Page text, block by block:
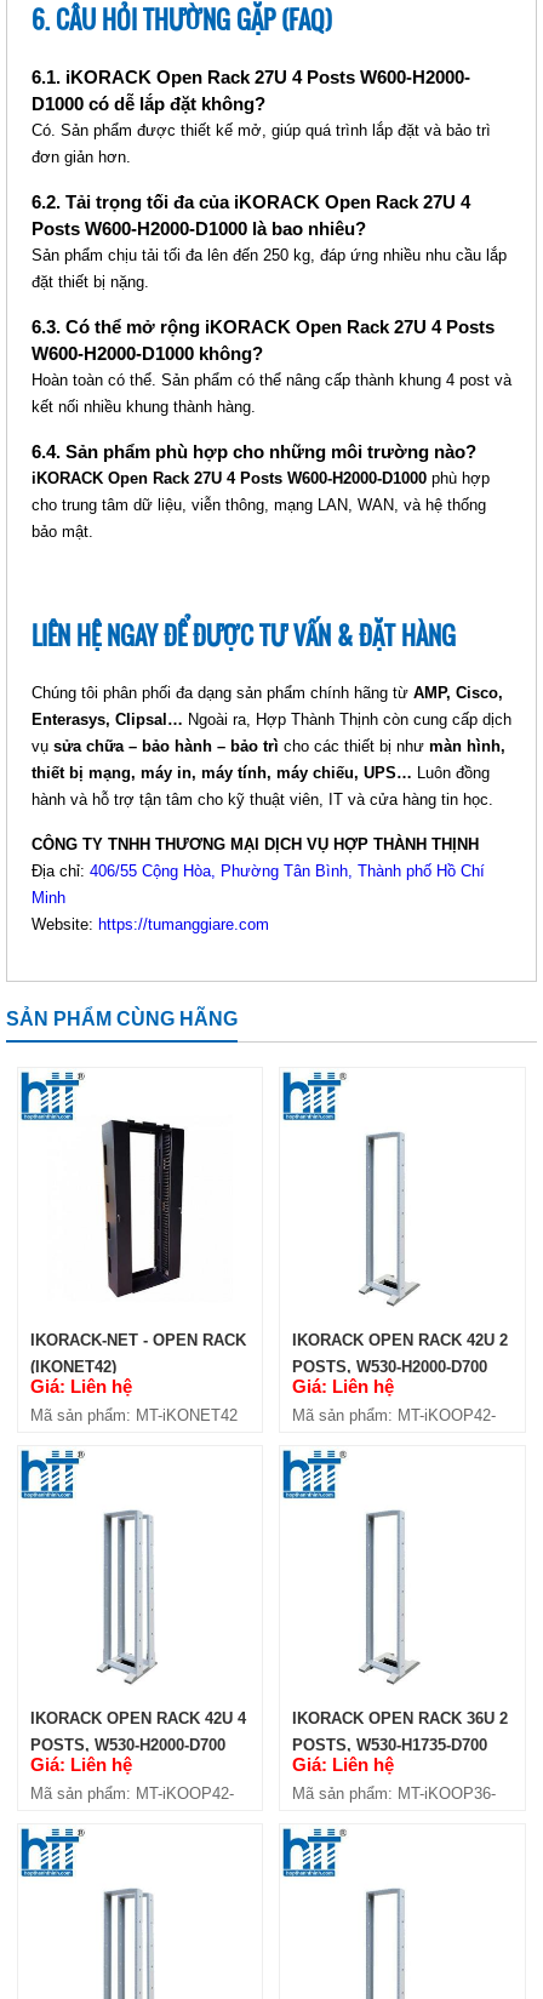
IKORACK OPEN RACK 42U 4
POSTS W600-H2000-D1200
(IKOOP4212-4P)
Giá: Liên hệ
Mã sản phẩm: MT-iKOOP4212-4P
IKORACK OPEN RACK 42U
(IKOOP42-2P)
Giá: Liên hệ
Mã sản phẩm: MT-iKOOP42-2P
IKORACK OPEN RACK 36U 4
POSTS, W600-H2000-D600
Giá: Liên hệ
Mã sản phẩm: MT-iKOOP3606-4P
IKORACK OPEN RACK 36U 4
POSTS, W600-H200-D800
Mã sản phẩm: MT-iKOOP3608-4P
IKORACK OPEN RACK 36U 4
IKORACK OPEN RACK 36U 4
6. CÂU HỎI THƯỜNG GẶP (FAQ)
6.1. iKORACK Open Rack 27U 4 Posts W600-H2000-
D1000 có dễ lắp đặt không?
Có. Sản phẩm được thiết kế mở, giúp quá trình lắp đặt và bảo trì
đơn giản hơn.
6.2. Tải trọng tối đa của iKORACK Open Rack 27U 4
Posts W600-H2000-D1000 là bao nhiêu?
Sản phẩm chịu tải tối đa lên đến 250 kg, đáp ứng nhiều nhu cầu lắp
đặt thiết bị nặng.
6.3. Có thể mở rộng iKORACK Open Rack 27U 4 Posts
W600-H2000-D1000 không?
Hoàn toàn có thể. Sản phẩm có thể nâng cấp thành khung 4 post và
kết nối nhiều khung thành hàng.
6.4. Sản phẩm phù hợp cho những môi trường nào?
iKORACK Open Rack 27U 4 Posts W600-H2000-D1000 phù hợp
cho trung tâm dữ liệu, viễn thông, mạng LAN, WAN, và hệ thống
bảo mật.
LIÊN HỆ NGAY ĐỂ ĐƯỢC TƯ VẤN & ĐẶT HÀNG
Chúng tôi phân phối đa dạng sản phẩm chính hãng từ AMP, Cisco,
Enterasys, Clipsal… Ngoài ra, Hợp Thành Thịnh còn cung cấp dịch
vụ sửa chữa – bảo hành – bảo trì cho các thiết bị như màn hình,
thiết bị mạng, máy in, máy tính, máy chiếu, UPS… Luôn đồng
hành và hỗ trợ tận tâm cho kỹ thuật viên, IT và cửa hàng tin học.
CÔNG TY TNHH THƯƠNG MẠI DỊCH VỤ HỢP THÀNH THỊNH
Địa chỉ: 406/55 Cộng Hòa, Phường Tân Bình, Thành phố Hồ Chí
Minh
Website: https://tumanggiare.com
SẢN PHẨM CÙNG HÃNG
IKORACK-NET - OPEN RACK
(IKONET42)
Giá: Liên hệ
Mã sản phẩm: MT-iKONET42
IKORACK OPEN RACK 42U 2
POSTS, W530-H2000-D700
(IKOOP42-2P)
Giá: Liên hệ
Mã sản phẩm: MT-iKOOP42-
IKORACK OPEN RACK 42U 4
POSTS, W530-H2000-D700
(IKOOP42-4P)
Giá: Liên hệ
Mã sản phẩm: MT-iKOOP42-
IKORACK OPEN RACK 36U 2
POSTS, W530-H1735-D700
(IKOOP36-2P)
Giá: Liên hệ
Mã sản phẩm: MT-iKOOP36-